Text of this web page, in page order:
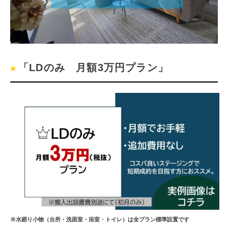
「LDのみ 月額3万円プラン」
※水廻り小物 （台所・洗面室・浴室・トイレ）は全プラン標準設置です